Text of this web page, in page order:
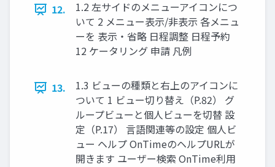
12.
1.2 左サイドのメニューアイコンにつ
いて 2 メニュー表示/非表示 各メニュ
ーを 表示・省略 日程調整 日程予約
12 ケータリング 申請 凡例
13.
1.3 ビューの種類と右上のアイコンに
ついて 1 ビュー切り替え（P.82） グ
ループビューと個人ビューを切替 設
定（P.17） 言語関連等の設定 個人ビ
ュー ヘルプ OnTimeのヘルプURLが
開きます ユーザー検索 OnTime利用